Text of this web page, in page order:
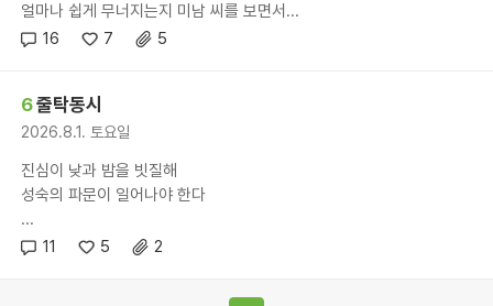
얼마나 쉽게 무너지는지 미남 씨를 보면서...
16
7 5
6줄탁동시
2026.8.1. 토요일
진심이 낮과 밤을 빗질해
성숙의 파문이 일어나야 한다
...
11
5 2